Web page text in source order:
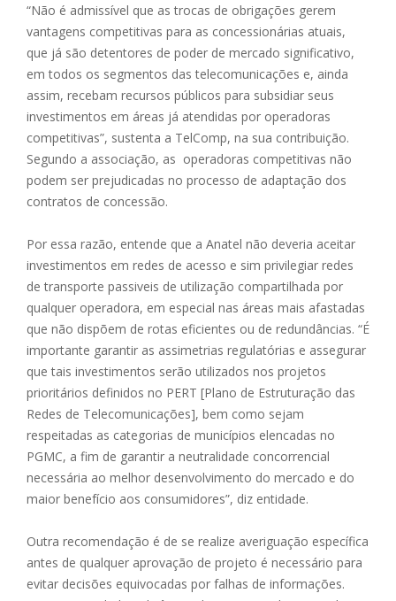
“Não é admissível que as trocas de obrigações gerem
vantagens competitivas para as concessionárias atuais,
que já são detentores de poder de mercado significativo,
em todos os segmentos das telecomunicações e, ainda
assim, recebam recursos públicos para subsidiar seus
investimentos em áreas já atendidas por operadoras
competitivas”, sustenta a TelComp, na sua contribuição.
Segundo a associação, as operadoras competitivas não
podem ser prejudicadas no processo de adaptação dos
contratos de concessão.
Por essa razão, entende que a Anatel não deveria aceitar
investimentos em redes de acesso e sim privilegiar redes
de transporte passiveis de utilização compartilhada por
qualquer operadora, em especial nas áreas mais afastadas
que não dispõem de rotas eficientes ou de redundâncias. “É
importante garantir as assimetrias regulatórias e assegurar
que tais investimentos serão utilizados nos projetos
prioritários definidos no PERT [Plano de Estruturação das
Redes de Telecomunicações], bem como sejam
respeitadas as categorias de municípios elencadas no
PGMC, a fim de garantir a neutralidade concorrencial
necessária ao melhor desenvolvimento do mercado e do
maior benefício aos consumidores”, diz entidade.
Outra recomendação é de se realize averiguação específica
antes de qualquer aprovação de projeto é necessário para
evitar decisões equivocadas por falhas de informações.